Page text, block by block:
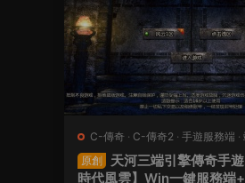
C-傳奇 · C-傳奇2 · 手遊服務端 ·
原創
天河三端引擎傳奇手
時代風雲】Win一鍵服務端